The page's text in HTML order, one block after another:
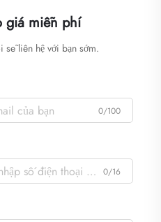
giá miễn phí
liên hệ với bạn sớm.
0/100
0/16